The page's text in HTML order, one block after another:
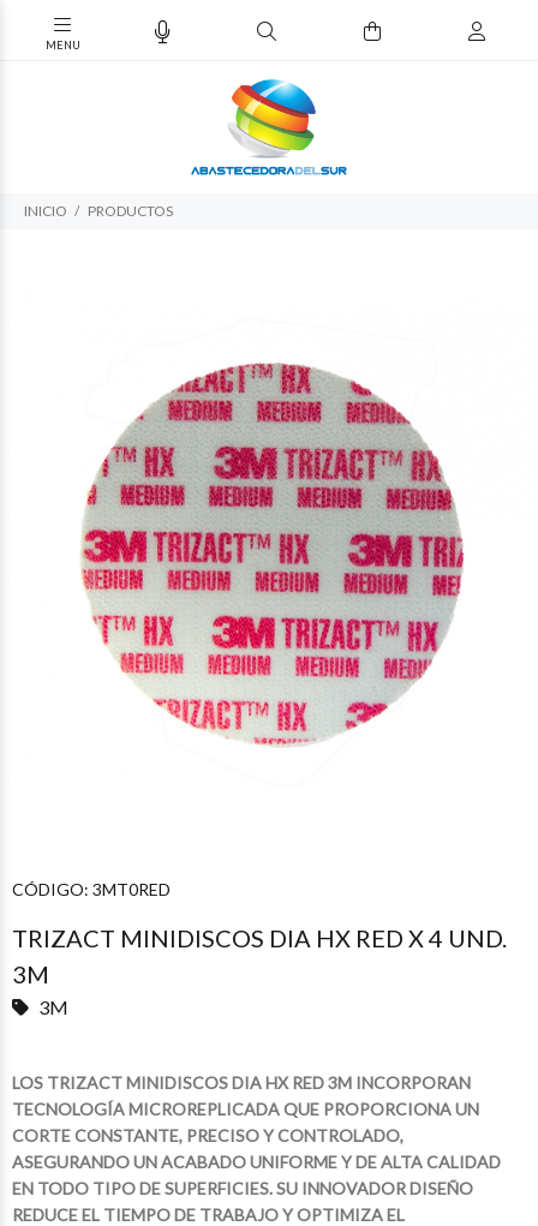
INICIO PRODUCTOS
CÓDIGO: 3MT0RED
TRIZACT MINIDISCOS DIA HX RED X 4 UND.
3M
3M
LOS TRIZACT MINIDISCOS DIA HX RED 3M INCORPORAN
TECNOLOGÍA MICROREPLICADA QUE PROPORCIONA UN
CORTE CONSTANTE, PRECISO Y CONTROLADO,
ASEGURANDO UN ACABADO UNIFORME Y DE ALTA CALIDAD
EN TODO TIPO DE SUPERFICIES. SU INNOVADOR DISEÑO
REDUCE EL TIEMPO DE TRABAJO Y OPTIMIZA EL